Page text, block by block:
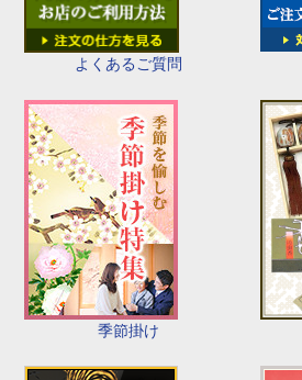
よくあるご質問
季節掛け